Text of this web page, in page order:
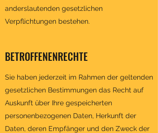
anderslautenden gesetzlichen
Verpflichtungen bestehen.
BETROFFENENRECHTE
Sie haben jederzeit im Rahmen der geltenden
gesetzlichen Bestimmungen das Recht auf
Auskunft über Ihre gespeicherten
personenbezogenen Daten, Herkunft der
Daten, deren Empfänger und den Zweck der